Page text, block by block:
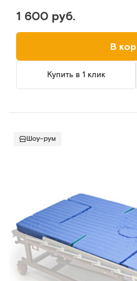
1 600 руб.
В
Купить в 1 клик
Шоу-рум